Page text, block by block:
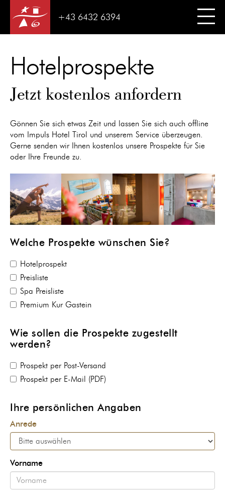
Hotelprospekte
Jetzt kostenlos anfordern
Gönnen Sie sich etwas Zeit und lassen Sie sich auch offline
vom Impuls Hotel Tirol und unserem Service überzeugen.
Gerne senden wir Ihnen kostenlos unsere Prospekte für Sie
oder Ihre Freunde zu.
Welche Prospekte wünschen Sie?
Hotelprospekt
Preisliste
Spa Preisliste
Premium Kur Gastein
Wie sollen die Prospekte zugestellt
werden?
Prospekt per Post-Versand
Prospekt per E-Mail (PDF)
Ihre persönlichen Angaben
Anrede
Vorname
+43 6432 6394